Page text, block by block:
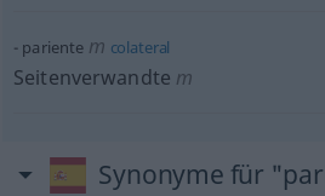
pariente m colateral
Seitenverwandte m
Synonyme für